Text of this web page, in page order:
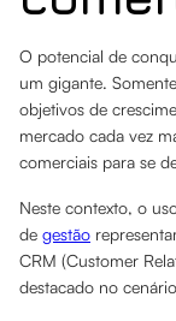
O potencial de
um gigante.
objetivos de
mercado cada vez
comerciais para se
Neste contexto, o
de gestão
CRM (Customer
destacado no